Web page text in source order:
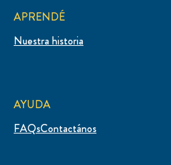
APRENDÉ
Nuestra historia
AYUDA
FAQsContactános